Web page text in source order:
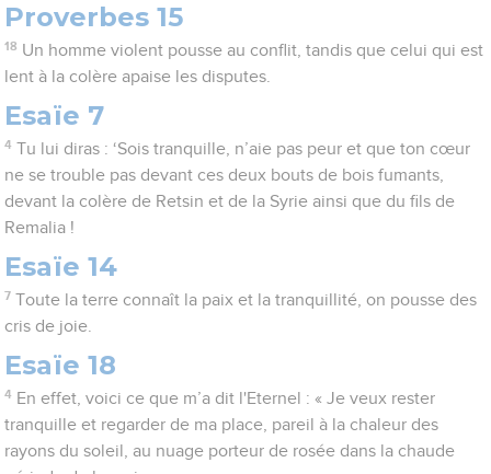
Proverbes 15
18 Un homme violent pousse au conflit, tandis que celui qui est
lent à la colère apaise les disputes.
Esaïe 7
4 Tu lui diras : ‘Sois tranquille, n’aie pas peur et que ton cœur
ne se trouble pas devant ces deux bouts de bois fumants,
devant la colère de Retsin et de la Syrie ainsi que du fils de
Remalia !
Esaïe 14
7 Toute la terre connaît la paix et la tranquillité, on pousse des
cris de joie.
Esaïe 18
4 En effet, voici ce que m’a dit l'Eternel : « Je veux rester
tranquille et regarder de ma place, pareil à la chaleur des
rayons du soleil, au nuage porteur de rosée dans la chaude